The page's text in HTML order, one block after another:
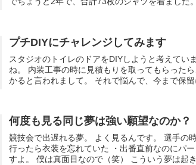
プチDIYにチャレンジしてみます
スタジオのトイレのドアをDIYしようと考えてい
ね。 内装工事の時に見積もりを取ってもらった
かると言われまして。 それで悩んで、今まで保留
何度も見る同じ夢は強い願望なのか？
競技会で出遅れる夢。 よく見るんです。 選手の
行ったら衣装を忘れていた ・出番直前なのにパ
すよ。 僕は真面目なので（笑） こういう夢は起